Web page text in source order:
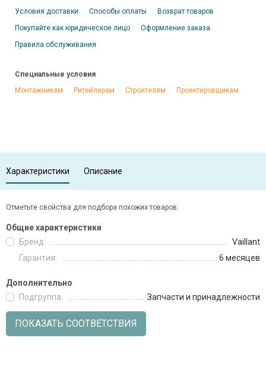
Условия доставки
Способы оплаты
Возврат товаров
Покупайте как юридическое лицо
Оформление заказа
Правила обслуживания
Специальные условия
Монтажникам
Ритейлерам Строителям Проектировщикам
Характеристики Описание
Отметьте свойства для подбора похожих товаров:
Общие характеристики
Бренд:
Vaillant
Гарантия:
6 месяцев
Дополнительно
Подгруппа:
Запчасти и принадлежности
ПОКАЗАТЬ СООТВЕТСТВИЯ